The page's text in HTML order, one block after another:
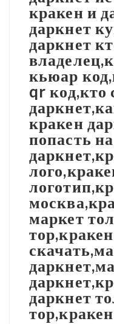
кракен и
даркнет
даркнет
кьюар
qr код,кто
кракен
попасть
маркет
даркнет